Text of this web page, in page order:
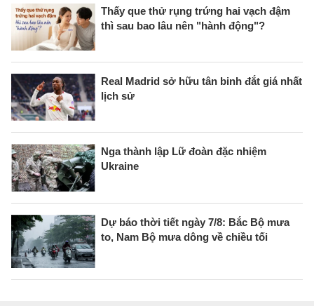
Thấy que thử rụng trứng hai vạch đậm
thì sau bao lâu nên "hành động"?
Real Madrid sở hữu tân binh đắt giá nhất
lịch sử
Nga thành lập Lữ đoàn đặc nhiệm
Ukraine
Dự báo thời tiết ngày 7/8: Bắc Bộ mưa
to, Nam Bộ mưa dông về chiều tối